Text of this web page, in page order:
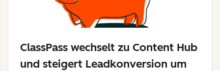
ClassPass wechselt zu Content Hub
und steigert Leadkonversion um